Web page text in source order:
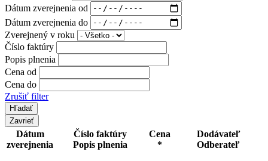
Dátum zverejnenia od
Dátum zverejnenia do
Zverejnený v roku
Číslo faktúry
Popis plnenia
Cena od
Cena do
Zrušiť filter
Zavrieť
Dátum
zverejnenia
Číslo faktúry
Popis plnenia
Cena
*
Dodávateľ
Odberateľ